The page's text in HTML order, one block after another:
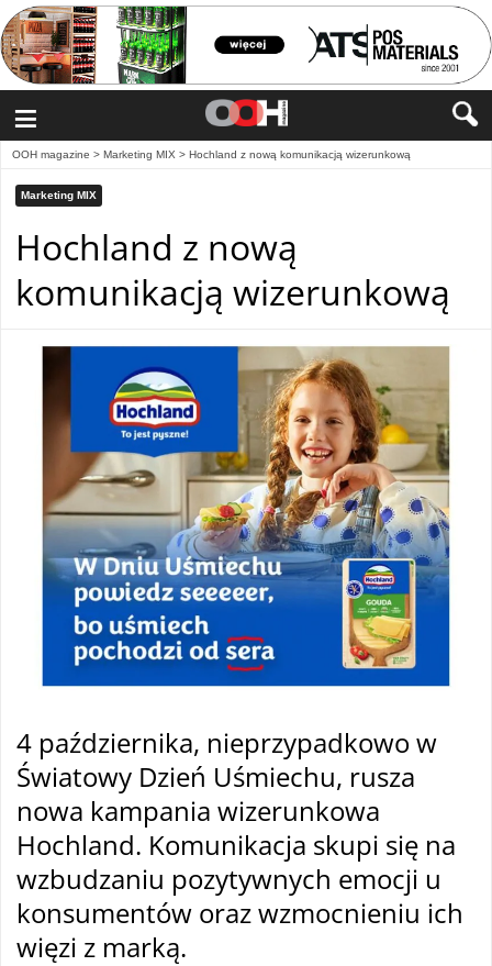
≡
OOH magazine > Marketing MIX > Hochland z nową komunikacją wizerunkową
Marketing MIX
Hochland z nową
komunikacją wizerunkową
4 października, nieprzypadkowo w
Światowy Dzień Uśmiechu, rusza
nowa kampania wizerunkowa
Hochland. Komunikacja skupi się na
wzbudzaniu pozytywnych emocji u
konsumentów oraz wzmocnieniu ich
więzi z marką.